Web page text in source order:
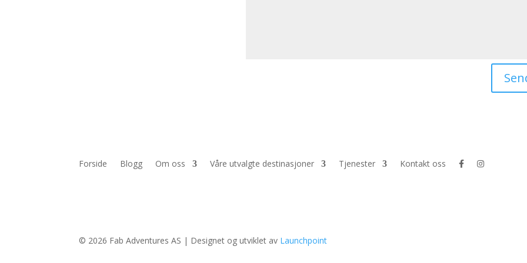
Forside Blogg Om oss Våre utvalgte destinasjoner Tjenester Kontakt oss
© 2026 Fab Adventures AS | Designet og utviklet av Launchpoint